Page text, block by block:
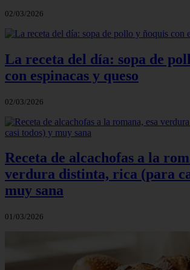
02/03/2026
La receta del día: sopa de
con espinacas y queso
02/03/2026
Receta de alcachofas a la
verdura distinta, rica (para
muy sana
01/03/2026